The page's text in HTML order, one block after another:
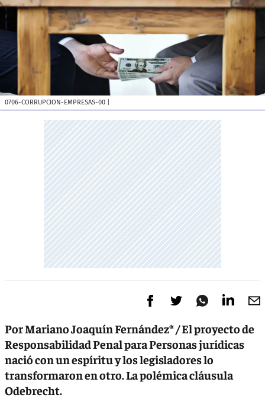
0706-CORRUPCION-EMPRESAS-00
Por Mariano Joaquín Fernández* / El proyecto de
Responsabilidad Penal para Personas jurídicas
nació con un espíritu y los legisladores lo
transformaron en otro. La polémica cláusula
Odebrecht.